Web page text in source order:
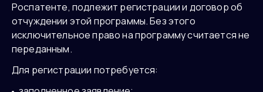
Роспатенте, подлежит регистрации и договор об
отчуждении этой программы. Без этого
исключительное право на программу считается не
переданным.
Для регистрации потребуется: